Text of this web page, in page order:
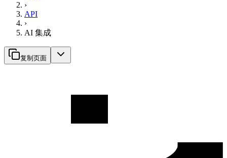
›
API
›
AI 集成
复制页面